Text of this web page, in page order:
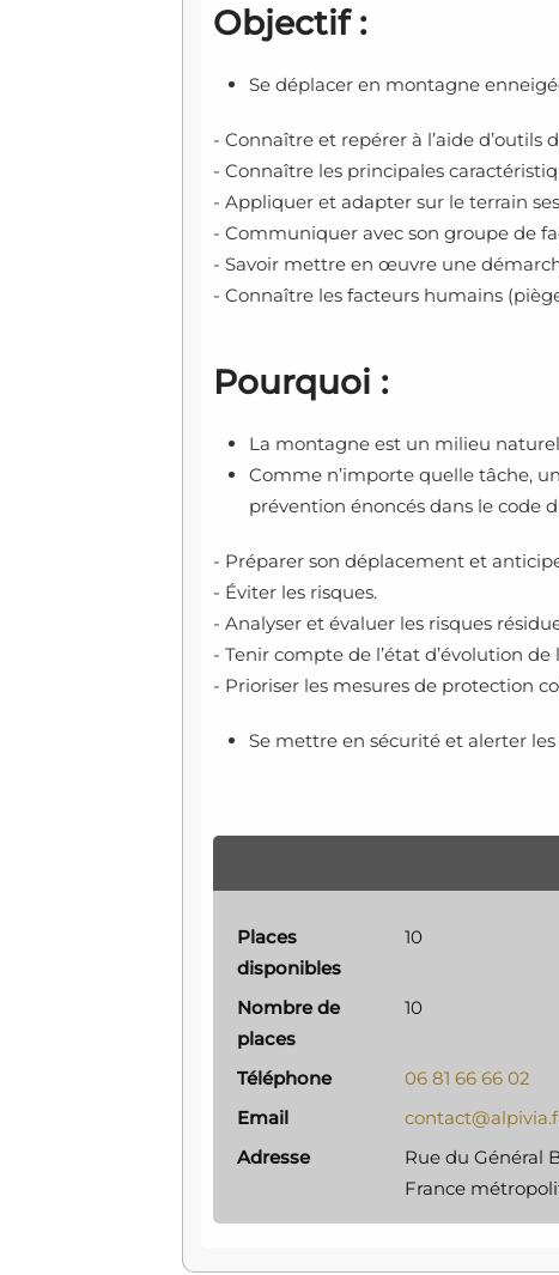
Objectif :
Se déplacer en montagne
- Connaître et repérer à l’aide d’outils
- Connaître les principales
- Appliquer et adapter sur le terrain
- Communiquer avec son groupe de
- Savoir mettre en œuvre une
- Connaître les facteurs humains
Pourquoi :
La montagne est un milieu
Comme n’importe quelle tâche,
prévention énoncés dans le code
- Préparer son déplacement et
- Éviter les risques.
- Analyser et évaluer les risques
- Tenir compte de l’état d’évolution
- Prioriser les mesures de protection
Se mettre en sécurité et alerter les
Places
disponibles
10
Nombre de
places
10
Téléphone
06 81 66 66 02
Email
Adresse
Rue du Général
France